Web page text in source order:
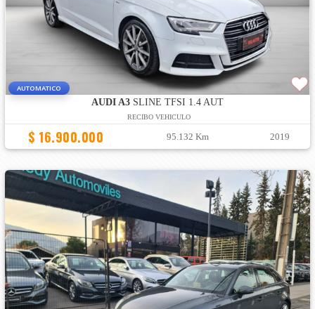
AUTOMATICO
AUDI A3SLINE TFSI 1.4 AUT
RECIBO VEHICULO
$ 16.900.000 95.132 Km 2019